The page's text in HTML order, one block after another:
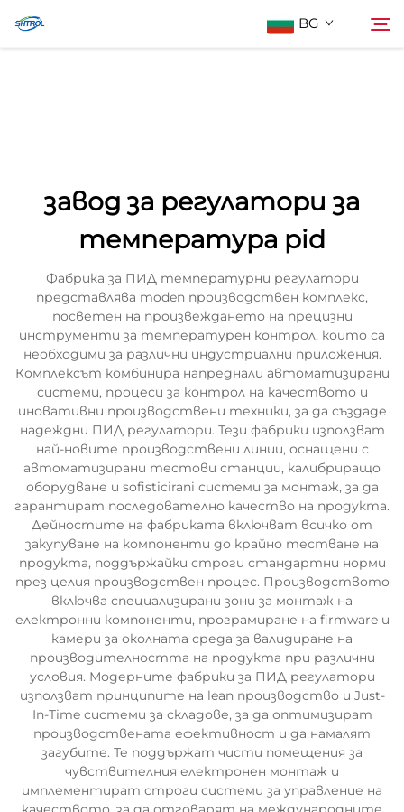
BG
Контактирайте Нас
завод за регулатори за
температура pid
Фабрика за ПИД температурни регулатори
представлява moden производствен комплекс,
посветен на произвеждането на прецизни
инструменти за температурен контрол, които са
необходими за различни индустриални приложения.
Комплексът комбинира напреднали автоматизирани
системи, процеси за контрол на качеството и
иновативни производствени техники, за да създаде
надеждни ПИД регулатори. Тези фабрики използват
най-новите производствени линии, оснащени с
автоматизирани тестови станции, калибриращо
оборудване и sofisticirani системи за монтаж, за да
гарантират последователно качество на продукта.
Дейностите на фабриката включват всичко от
закупуване на компоненти до крайно тестване на
продукта, поддържайки строги стандартни норми
през целия производствен процес. Производството
включва специализирани зони за монтаж на
електронни компоненти, програмиране на firmware и
камери за околната среда за валидиране на
производителността на продукта при различни
условия. Модерните фабрики за ПИД регулатори
използват принципите на lean производство и Just-
In-Time системи за складове, за да оптимизират
производствената ефективност и да намалят
загубите. Те поддържат чисти помещения за
чувствителния електронен монтаж и
имплементират строги системи за управление на